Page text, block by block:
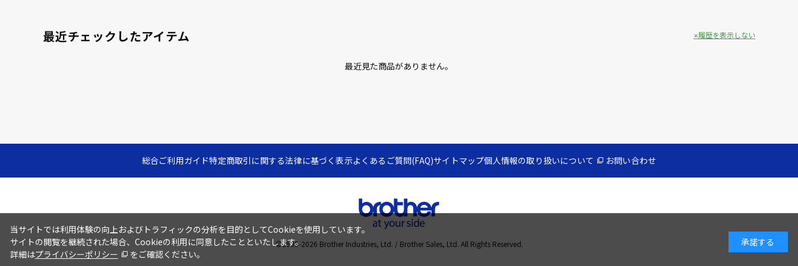
最近チェックしたアイテム
最近見た商品がありません。
履歴を表示しない
総合ご利用ガイド特定商取引に関する法律に基づく表示よくあるご質問(FAQ)サイトマップ個人情報の取り扱いについて お問い合わせ
©1995-2026 Brother Industries, Ltd. / Brother Sales, Ltd. All Rights Reserved.
当サイトでは利用体験の向上およびトラフィックの分析を目的としてCookieを使用しています。
サイトの閲覧を継続された場合、Cookieの利用に同意したことといたします。
詳細はプライバシーポリシー をご確認ください。
承諾する